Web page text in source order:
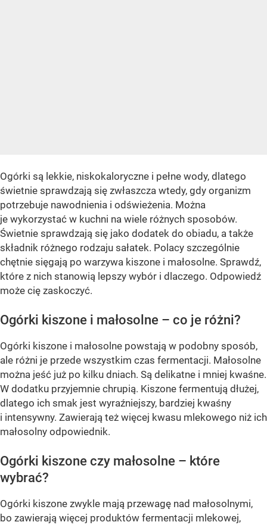
Ogórki są lekkie, niskokaloryczne i pełne wody, dlatego
świetnie sprawdzają się zwłaszcza wtedy, gdy organizm
potrzebuje nawodnienia i odświeżenia. Można
je wykorzystać w kuchni na wiele różnych sposobów.
Świetnie sprawdzają się jako dodatek do obiadu, a także
składnik różnego rodzaju sałatek. Polacy szczególnie
chętnie sięgają po warzywa kiszone i małosolne. Sprawdź,
które z nich stanowią lepszy wybór i dlaczego. Odpowiedź
może cię zaskoczyć.
Ogórki kiszone i małosolne – co je różni?
Ogórki kiszone i małosolne powstają w podobny sposób,
ale różni je przede wszystkim czas fermentacji. Małosolne
można jeść już po kilku dniach. Są delikatne i mniej kwaśne.
W dodatku przyjemnie chrupią. Kiszone fermentują dłużej,
dlatego ich smak jest wyraźniejszy, bardziej kwaśny
i intensywny. Zawierają też więcej kwasu mlekowego niż ich
małosolny odpowiednik.
Ogórki kiszone czy małosolne – które
wybrać?
Ogórki kiszone zwykle mają przewagę nad małosolnymi,
bo zawierają więcej produktów fermentacji mlekowej,